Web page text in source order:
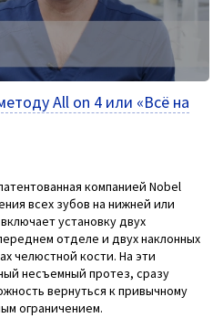
компанией Nobel
всех зубов на нижней или
установку двух
отделе и двух наклонных
челюстной кости. На эти
несъемный протез, сразу
вернуться к привычному
ограничением.
All on 4 или «Всё на